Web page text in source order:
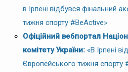
в Ірпені відбувся фінальний
тижня спорту #BeActive»
Офіційний вебпортал
комітету України: «В Ірпені
Європейського тижня спорту